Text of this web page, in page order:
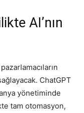
AI’nın
ChatGPT
yönetiminde
tam otomasyon,